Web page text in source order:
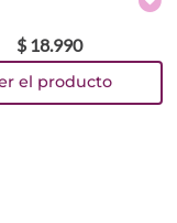
$ 18.990